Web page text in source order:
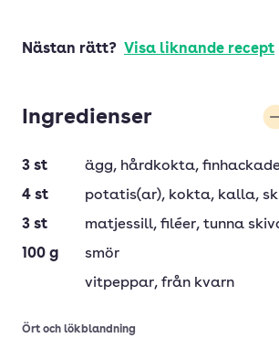
Nästan rätt? Visa liknande recept
Ingredienser
3 st ägg, hårdkokta,
4 st potatis(ar), kokta, kalla,
3 st matjessill, filéer, tunna
100 g
smör
vitpeppar, från kvarn
Ört och lökblandning